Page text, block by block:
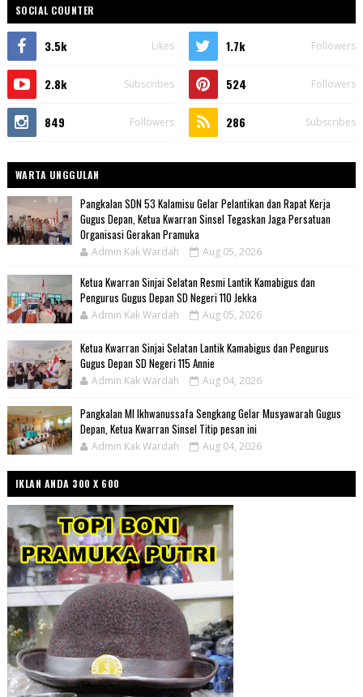
SOCIAL COUNTER
3.5k Likes 1.7k Followers
2.8k Subscribes 524 Followers
849 Followers 286 Subscribes
WARTA UNGGULAN
Pangkalan SDN 53 Kalamisu Gelar Pelantikan dan Rapat Kerja
Gugus Depan, Ketua Kwarran Sinsel Tegaskan Jaga Persatuan
Organisasi Gerakan Pramuka
Admin Kak Wardah Aug 05, 2026
Ketua Kwarran Sinjai Selatan Resmi Lantik Kamabigus dan
Pengurus Gugus Depan SD Negeri 110 Jekka
Admin Kak Wardah Aug 05, 2026
Ketua Kwarran Sinjai Selatan Lantik Kamabigus dan Pengurus
Gugus Depan SD Negeri 115 Annie
Admin Kak Wardah Aug 04, 2026
Pangkalan MI Ikhwanussafa Sengkang Gelar Musyawarah Gugus
Depan, Ketua Kwarran Sinsel Titip pesan ini
Admin Kak Wardah Aug 04, 2026
IKLAN ANDA 300 X 600